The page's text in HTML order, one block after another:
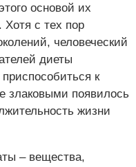
основой их
с тех пор
человеческий
диеты
к
злаковыми появилось
жизни
– вещества,